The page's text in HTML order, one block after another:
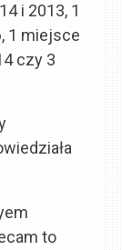
i 2013, 1
1 miejsce
czy 3
to